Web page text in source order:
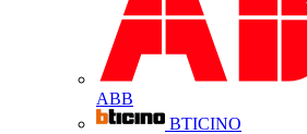
ABB
BTICINO